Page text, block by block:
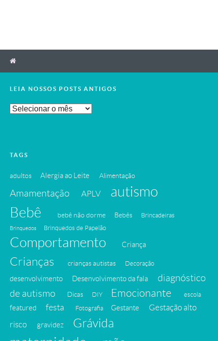
LEIA NOSSOS POSTS ANTIGOS
Leia
TAGS
adultos Alergia ao Leite Alimentação
Amamentação APLV
autismo
Bebê
bebê não dorme Bebês Brincadeiras
Brinquedos Brinquedos de Papelão
Comportamento Criança
Crianças crianças autistas Decoração
desenvolvimento Desenvolvimento da fala
diagnóstico
de autismo
Dicas DIY Emocionante escola
featured festa Fotografia Gestante
Gestação alto
risco
gravidez Grávida